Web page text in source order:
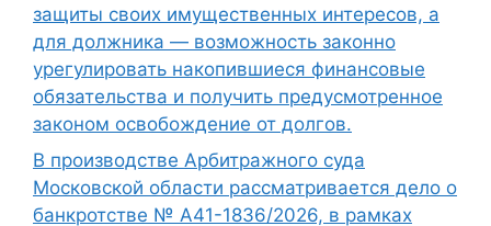
защиты своих имущественных интересов, а
для должника — возможность законно
урегулировать накопившиеся финансовые
обязательства и получить предусмотренное
законом освобождение от долгов.
В производстве Арбитражного суда
Московской области рассматривается дело о
банкротстве № А41-1836/2026, в рамках